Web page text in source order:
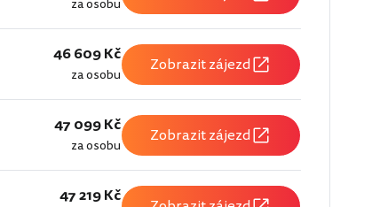
za osobu
46 609 Kč
za osobu Zobrazit zájezd
47 099 Kč
za osobu Zobrazit zájezd
47 219 Kč